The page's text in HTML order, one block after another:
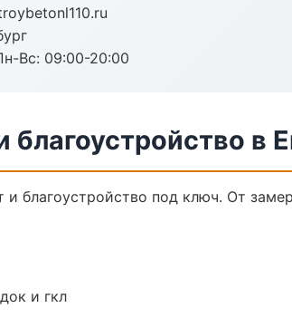
Вс: 09:00-20:00
в
и благоустройство под ключ. От
и гкл